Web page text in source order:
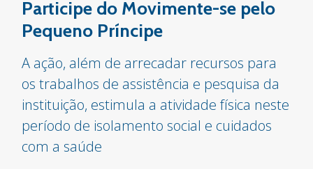
Participe do Movimente-se pelo
Pequeno Príncipe
A ação, além de arrecadar recursos para
os trabalhos de assistência e pesquisa da
instituição, estimula a atividade física neste
período de isolamento social e cuidados
com a saúde